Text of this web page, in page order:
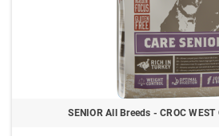
SENIOR All Breeds - CROC